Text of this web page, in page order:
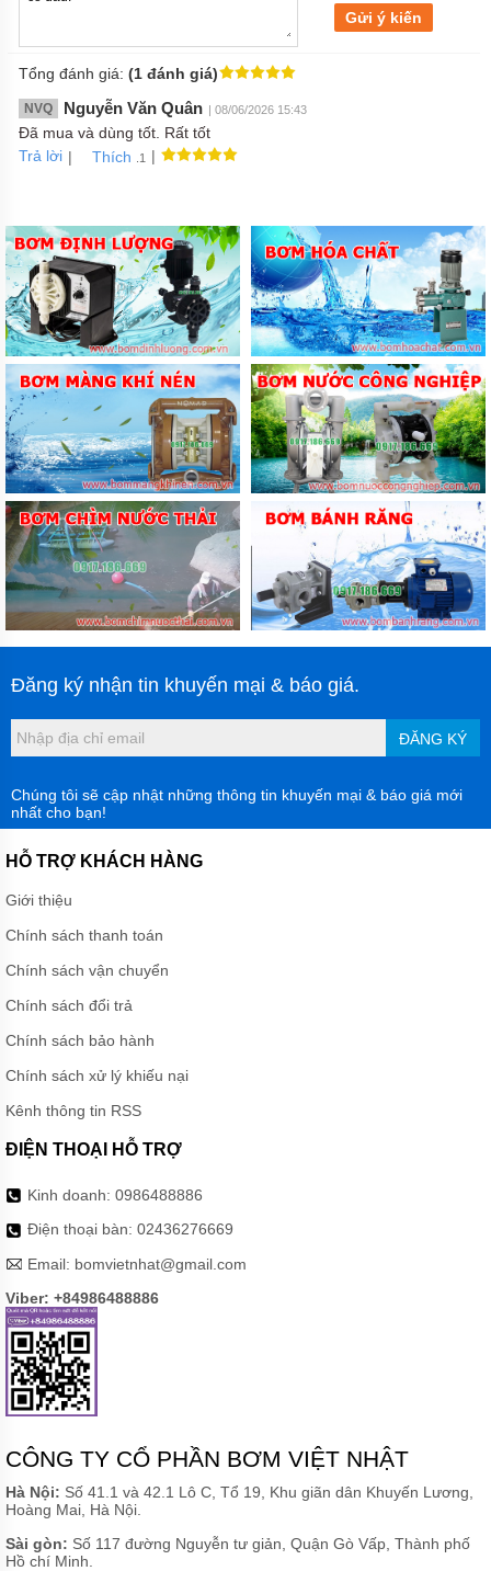
Gửi ý kiến
Tổng đánh giá: (1 đánh giá)
NVQ Nguyễn Văn Quân | 08/06/2026 15:43
Đã mua và dùng tốt. Rất tốt
Trả lời | Thích .1 |
Đăng ký nhận tin khuyến mại & báo giá.
ĐĂNG KÝ
Chúng tôi sẽ cập nhật những thông tin khuyến mại & báo giá mới
nhất cho bạn!
HỖ TRỢ KHÁCH HÀNG
Giới thiệu
Chính sách thanh toán
Chính sách vận chuyển
Chính sách đổi trả
Chính sách bảo hành
Chính sách xử lý khiếu nại
Kênh thông tin RSS
ĐIỆN THOẠI HỖ TRỢ
Kinh doanh: 0986488886
Điện thoại bàn: 02436276669
Email: bomvietnhat@gmail.com
Viber: +84986488886
CÔNG TY CỔ PHẦN BƠM VIỆT NHẬT
Hà Nội: Số 41.1 và 42.1 Lô C, Tổ 19, Khu giãn dân Khuyến Lương,
Hoàng Mai, Hà Nội.
Sài gòn: Số 117 đường Nguyễn tư giản, Quận Gò Vấp, Thành phố
Hồ chí Minh.